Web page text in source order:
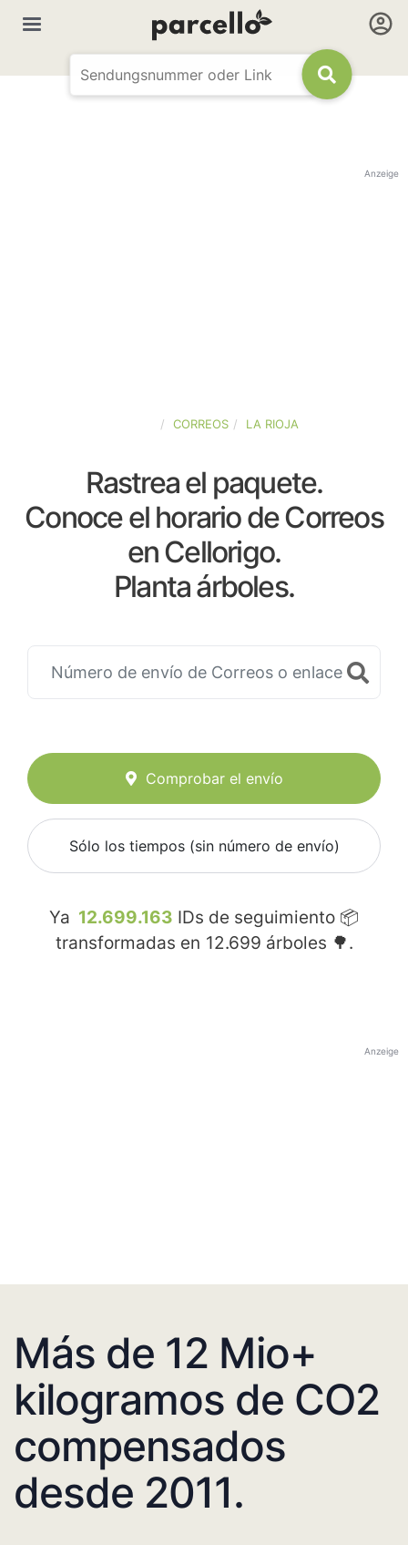
Anzeige
CORREOS LA RIOJA
Rastrea el paquete.
Conoce el horario de Correos
en Cellorigo.
Planta árboles.
Comprobar el envío
Sólo los tiempos (sin número de envío)
Ya 12.699.163 IDs de seguimiento 📦
transformadas en 12.699 árboles 🌳.
Anzeige
Más de 12 Mio+
kilogramos de CO2
compensados
desde 2011.